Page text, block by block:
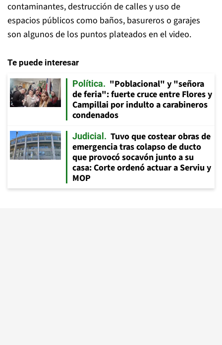
contaminantes, destrucción de calles y uso de
espacios públicos como baños, basureros o garajes
son algunos de los puntos plateados en el video.
Te puede interesar
Política
"Poblacional" y "señora
de feria": fuerte cruce entre Flores y
Campillai por indulto a carabineros
condenados
Judicial
Tuvo que costear obras de
emergencia tras colapso de ducto
que provocó socavón junto a su
casa: Corte ordenó actuar a Serviu y
MOP